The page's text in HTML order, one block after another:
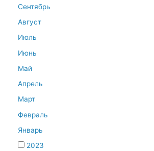
Сентябрь
Август
Июль
Июнь
Май
Апрель
Март
Февраль
Январь
2023